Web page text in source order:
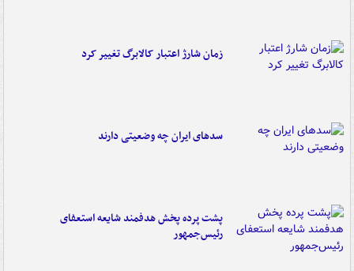
زمان شارژ اعتبار کالابرگ تغییر کرد
سدهای ایران چه وضعیتی دارند
پشت پرده پخش هدفمند شایعه استعفای
رئیس‌جمهور